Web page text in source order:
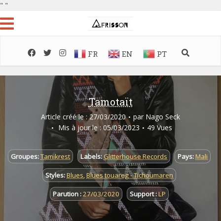
" "
FR EN PT
Tamotaït
Article créé le : 27/03/2020 par Nago Seck
Mis à jour le : 05/03/2023
49 Vues
Groupes:Tamikrest Labels:Glitterhouse Records Pays:Mali
Styles:Blues,Blues touareg - Tichoumaren
Parution :27/03/2020 Support :LP